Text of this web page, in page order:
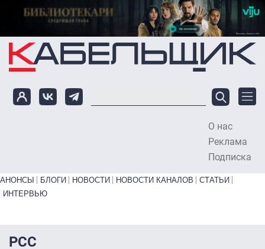
Перейти к основному содержанию
О нас
Реклама
Подписка
Primary links bottom
АНОНСЫ БЛОГИ НОВОСТИ НОВОСТИ КАНАЛОВ
СТАТЬИ
ИНТЕРВЬЮ
РСС